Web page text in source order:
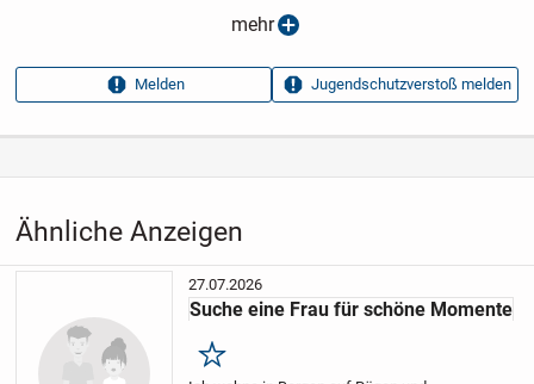
Ähnliche Anzeigen
27.07.2026
Suche eine Frau für schöne Momente
Merken
08.07.2026
Aufrufe dieser
89
mehr
Melden Jugendschutzverstoß melden